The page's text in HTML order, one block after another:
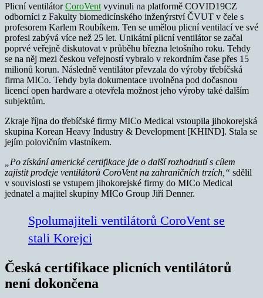
Plicní ventilátorCoroVent vyvinuli na platformě COVID19CZ
odborníci z Fakulty biomedicínského inženýrství ČVUT v čele s
profesorem Karlem Roubíkem. Ten se umělou plicní ventilací ve své
profesi zabývá více než 25 let. Unikátní plicní ventilátor se začal
poprvé veřejně diskutovat v průběhu března letošního roku. Tehdy
se na něj mezi českou veřejností vybralo v rekordním čase přes 15
milionů korun. Následně ventilátor převzala do výroby třebíčská
firma MICo. Tehdy byla dokumentace uvolněna pod dočasnou
licencí open hardware a otevřela možnost jeho výroby také dalším
subjektům.
Zkraje října do třebíčské firmy MICo Medical vstoupila jihokorejská
skupina Korean Heavy Industry & Development [KHIND]. Stala se
jejím polovičním vlastníkem.
„Po získání americké certifikace jde o další rozhodnutí s cílem
zajistit prodeje ventilátorů CoroVent na zahraničních trzích,“ sdělil
v souvislosti se vstupem jihokorejské firmy do MICo Medical
jednatel a majitel skupiny MICo Group Jiří Denner.
Spolumajiteli ventilátorů CoroVent se
stali Korejci
Česká certifikace plicních ventilátorů
není dokončena